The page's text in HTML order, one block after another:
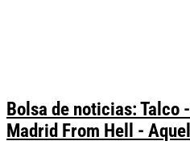
Bolsa de noticias: Talco
Madrid From Hell -